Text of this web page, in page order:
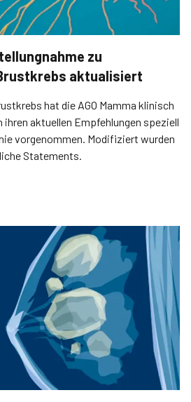
zu
aktualisiert
hat die AGO Mamma klinisch
aktuellen Empfehlungen speziell
vorgenommen. Modifiziert wurden
Statements.